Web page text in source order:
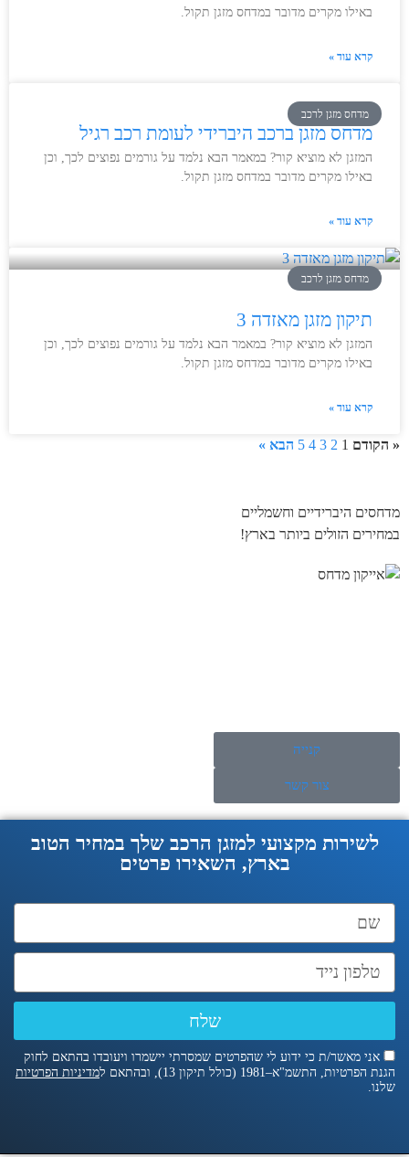
באילו מקרים מדובר במדחס מזגן תקול.
קרא עוד »
מדחס מזגן לרכב
מדחס מזגן ברכב היברידי לעומת רכב רגיל
המזגן לא מוציא קור? במאמר הבא נלמד על גורמים נפוצים לכך, וכן
באילו מקרים מדובר במדחס מזגן תקול.
קרא עוד »
מדחס מזגן לרכב
תיקון מזגן מאזדה 3
המזגן לא מוציא קור? במאמר הבא נלמד על גורמים נפוצים לכך, וכן
באילו מקרים מדובר במדחס מזגן תקול.
קרא עוד »
« הקודם 1
2
3
4
5 הבא »
מדחסים היברידיים וחשמליים
במחירים הזולים ביותר בארץ!
קנייה
צור קשר
לשירות מקצועי למזגן הרכב שלך במחיר הטוב
בארץ, השאירו פרטים
אני מאשר/ת כי ידוע לי שהפרטים שמסרתי יישמרו ויעובדו בהתאם לחוק
הגנת הפרטיות, התשמ"א–1981 (כולל תיקון 13), ובהתאם ל
מדיניות הפרטיות
שלנו.
שלח